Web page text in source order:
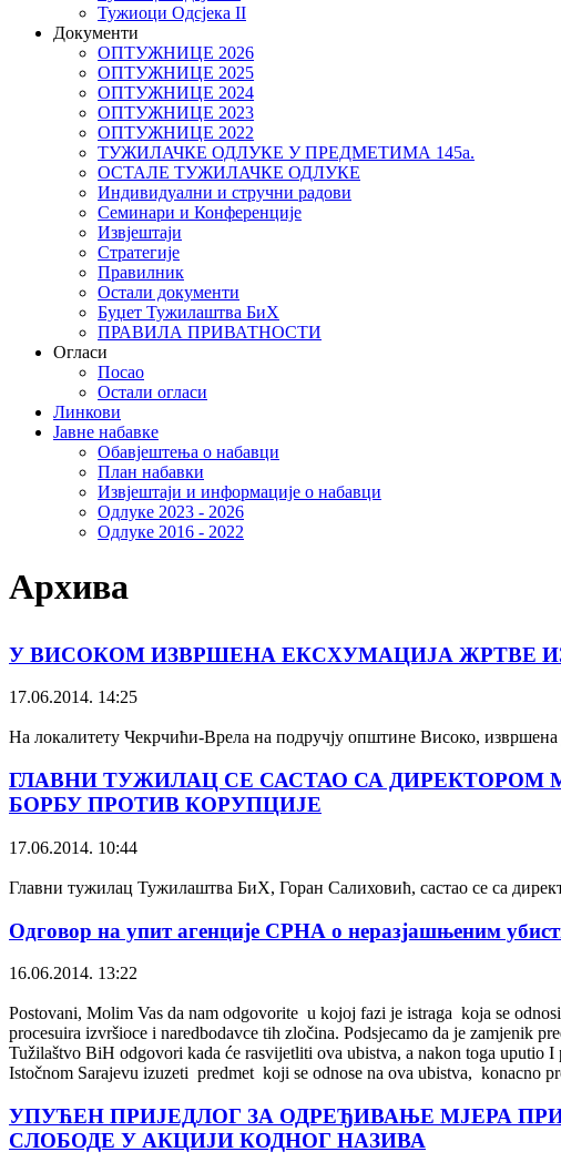
Тужиоци Oдсјекa II
Документи
ОПТУЖНИЦЕ 2026
ОПТУЖНИЦЕ 2025
ОПТУЖНИЦЕ 2024
ОПТУЖНИЦЕ 2023
ОПТУЖНИЦЕ 2022
ТУЖИЛАЧКЕ ОДЛУКЕ У ПРЕДМЕТИМА 145а.
ОСТАЛЕ ТУЖИЛАЧКЕ ОДЛУКЕ
Индивидуални и стручни радови
Семинари и Конференције
Извјештаји
Стратегије
Правилник
Остали документи
Буџет Тужилаштва БиХ
ПРАВИЛА ПРИВАТНОСТИ
Огласи
Посао
Остали огласи
Линкови
Јавне набавке
Обавјештења о набавци
План набавки
Извјештаји и информације о набавци
Одлуке 2023 - 2026
Одлуке 2016 - 2022
Архива
У ВИСОКОМ ИЗВРШЕНА ЕКСХУМАЦИЈА ЖРТВЕ
17.06.2014. 14:25
На локалитету Чекрчићи-Врела на подручју општине Високо, извршена
ГЛАВНИ ТУЖИЛАЦ СЕ САСТАО СА ДИРЕКТОРОМ
БОРБУ ПРОТИВ КОРУПЦИЈЕ
17.06.2014. 10:44
Главни тужилац Тужилаштва БиХ, Горан Салиховић, састао се са
Одговор на упит агенције СРНА о неразјашњеним
16.06.2014. 13:22
Postovani, Molim Vas da nam odgovorite u kojoj fazi je istraga koja se
procesuira izvršioce i naredbodavce tih zločina. Podsjecamo da je zamjenik
Tužilaštvo BiH odgovori kada će rasvijetliti ova ubistva, a nakon toga uputio
Istočnom Sarajevu izuzeti predmet koji se odnose na ova ubistva, konacno
УПУЋЕН ПРИЈЕДЛОГ ЗА ОДРЕЂИВАЊЕ МЈЕРА
СЛОБОДЕ У АКЦИЈИ КОДНОГ НАЗИВА